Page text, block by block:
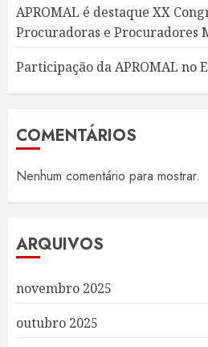
APROMAL é destaque XX
Procuradoras e Procuradores
Participação da APROMAL no
COMENTÁRIOS
Nenhum comentário para mostrar.
ARQUIVOS
novembro 2025
outubro 2025